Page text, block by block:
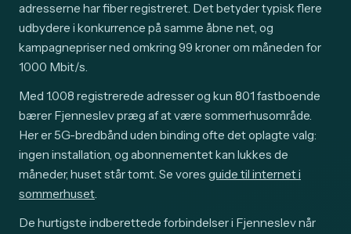
adresserne har fiber registreret. Det betyder typisk flere
udbydere i konkurrence på samme åbne net, og
kampagnepriser ned omkring 99 kroner om måneden for
1000 Mbit/s.
Med 1.008 registrerede adresser og kun 801 fastboende
bærer Fjenneslev præg af at være sommerhusområde.
Her er 5G-bredbånd uden binding ofte det oplagte valg:
ingen installation, og abonnementet kan lukkes de
måneder, huset står tomt. Se vores guide til internet i
sommerhuset.
De hurtigste indberettede forbindelser i Fjenneslev når